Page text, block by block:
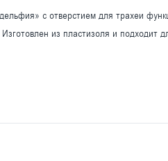
с отверстием для трахеи
из пластизоля и подходит